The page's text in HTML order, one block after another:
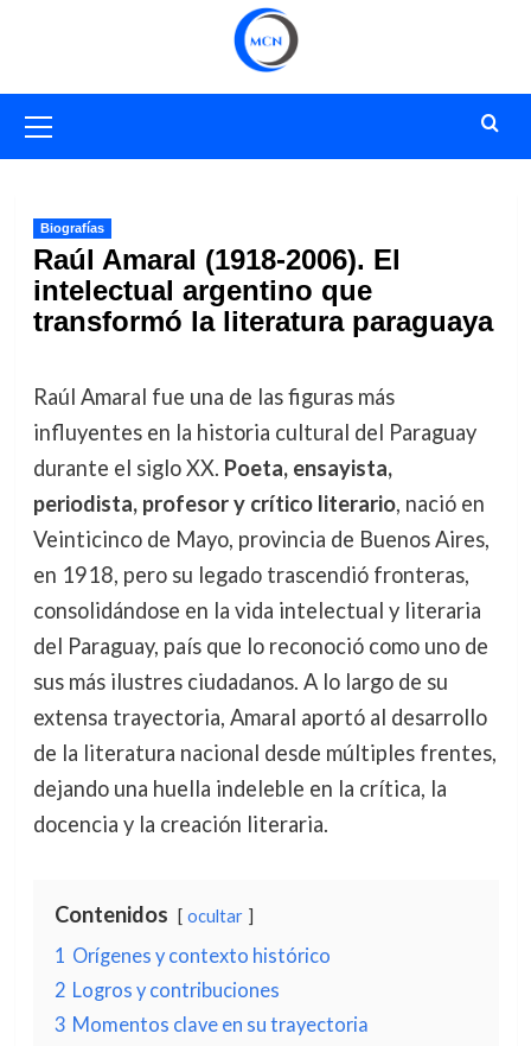
primario
Biografías
Raúl Amaral (1918-2006). El
intelectual argentino que
transformó la literatura paraguaya
Raúl Amaral fue una de las figuras más
influyentes en la historia cultural del Paraguay
durante el siglo XX. Poeta, ensayista,
periodista, profesor y crítico literario, nació en
Veinticinco de Mayo, provincia de Buenos Aires,
en 1918, pero su legado trascendió fronteras,
consolidándose en la vida intelectual y literaria
del Paraguay, país que lo reconoció como uno de
sus más ilustres ciudadanos. A lo largo de su
extensa trayectoria, Amaral aportó al desarrollo
de la literatura nacional desde múltiples frentes,
dejando una huella indeleble en la crítica, la
docencia y la creación literaria.
Contenidos ocultar
1 Orígenes y contexto histórico
2 Logros y contribuciones
3 Momentos clave en su trayectoria